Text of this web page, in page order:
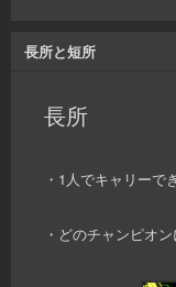
長所と短所
長所
・1人でキャリーで
・どのチャンピオ